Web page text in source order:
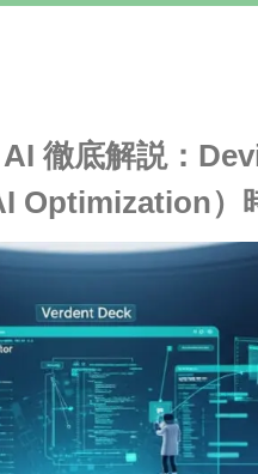
AI 徹底解説：
Optimization）